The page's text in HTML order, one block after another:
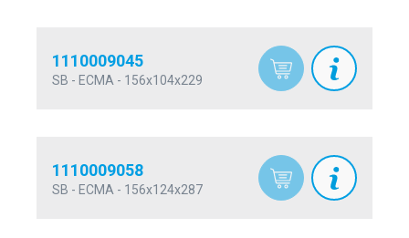
1110009045
SB - ECMA - 156x104x229
1110009058
SB - ECMA - 156x124x287